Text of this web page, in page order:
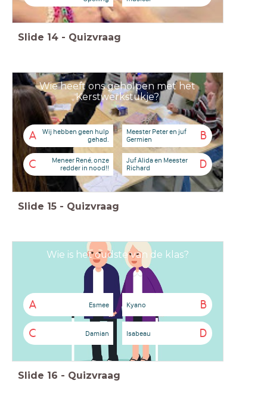
Slide 14 - Quizvraag
Wie heeft ons geholpen met het
Kerstwerkstukje?
A
Wij hebben geen hulp
gehad.
B
Meester Peter en juf
Germien
C
Meneer René, onze
redder in nood!!
D
Juf Alida en Meester
Richard
Slide 15 - Quizvraag
Wie is het oudste van de klas?
A Esmee B
Kyano
C Damian D
Isabeau
Slide 16 - Quizvraag